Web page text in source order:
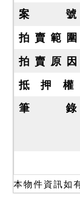
案 號
拍 賣 範 圍
拍 賣 原 因
抵 押 權
筆 錄
本物件資訊如